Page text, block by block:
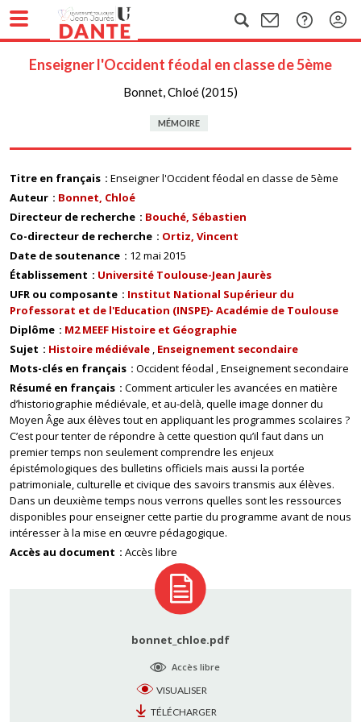
Enseigner l'Occident féodal en classe de 5ème
Bonnet, Chloé (2015)
MÉMOIRE
Titre en français
Enseigner l'Occident féodal en classe de 5ème
Auteur
Bonnet, Chloé
Directeur de recherche
Bouché, Sébastien
Co-directeur de recherche
Ortiz, Vincent
Date de soutenance
12 mai 2015
Établissement
Université Toulouse-Jean Jaurès
UFR ou composante
Institut National Supérieur du
Professorat et de l'Education (INSPE)- Académie de Toulouse
Diplôme
M2 MEEF Histoire et Géographie
Sujet
Histoire médiévale Enseignement secondaire
Mots-clés en français
Occident féodal Enseignement secondaire
Résumé en français
Comment articuler les avancées en matière
d’historiographie médiévale, et au-delà, quelle image donner du
Moyen Âge aux élèves tout en appliquant les programmes scolaires ?
C’est pour tenter de répondre à cette question qu’il faut dans un
premier temps non seulement comprendre les enjeux
épistémologiques des bulletins officiels mais aussi la portée
patrimoniale, culturelle et civique des savoirs transmis aux élèves.
Dans un deuxième temps nous verrons quelles sont les ressources
disponibles pour enseigner cette partie du programme avant de nous
intéresser à la mise en œuvre pédagogique.
Accès au document
Accès libre
bonnet_chloe.pdf
Accès libre
VISUALISER
TÉLÉCHARGER